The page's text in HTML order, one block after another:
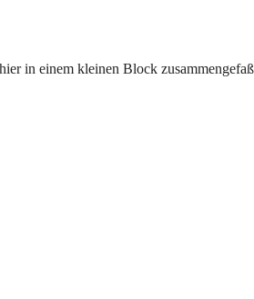
in einem kleinen Block